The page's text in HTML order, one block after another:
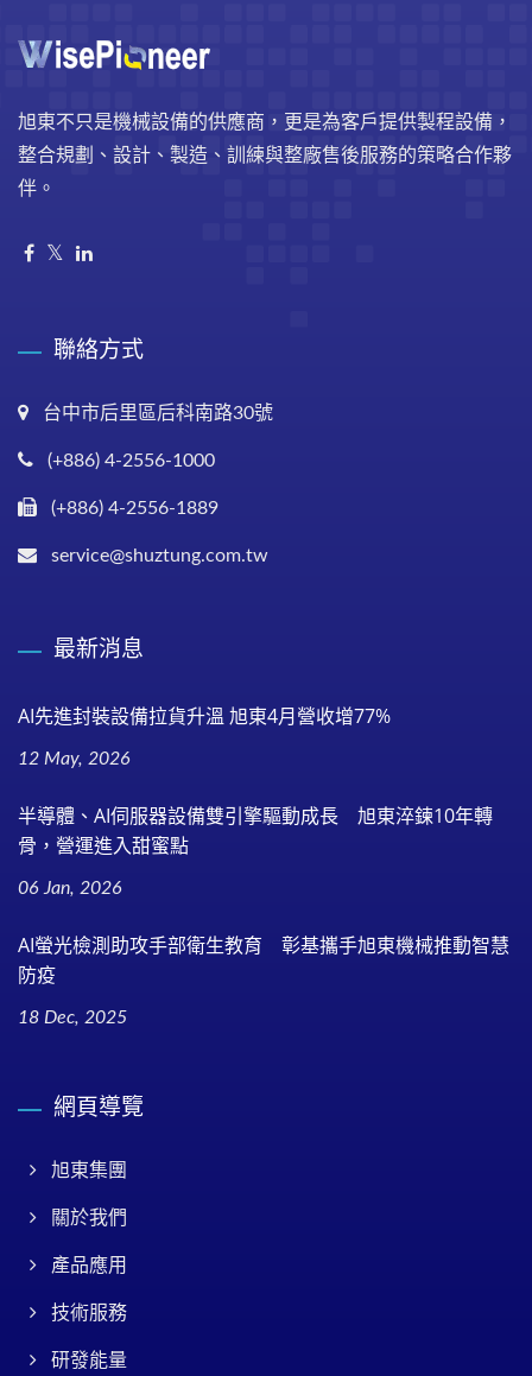
旭東不只是機械設備的供應商，更是為客戶提供製程設備，
整合規劃、設計、製造、訓練與整廠售後服務的策略合作夥
伴。
聯絡方式
台中市后里區后科南路30號
(+886) 4-2556-1000
(+886) 4-2556-1889
service@shuztung.com.tw
最新消息
AI先進封裝設備拉貨升溫 旭東4月營收增77%
12 May, 2026
半導體、AI伺服器設備雙引擎驅動成長 旭東淬鍊10年轉
骨，營運進入甜蜜點
06 Jan, 2026
AI螢光檢測助攻手部衛生教育 彰基攜手旭東機械推動智慧
防疫
18 Dec, 2025
網頁導覽
旭東集團
關於我們
產品應用
技術服務
研發能量